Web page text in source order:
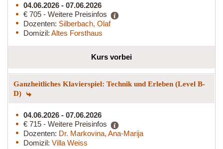
04.06.2026 - 07.06.2026
€ 705 - Weitere Preisinfos
Dozenten: Silberbach, Olaf
Domizil: Altes Forsthaus
Kurs vorbei
Ganzheitliches Klavierspiel: Technik und Erleben (Level B-
D)
04.06.2026 - 07.06.2026
€ 715 - Weitere Preisinfos
Dozenten: Dr. Markovina, Ana-Marija
Domizil: Villa Weiss